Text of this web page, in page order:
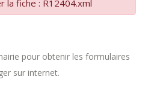
la fiche : R12404.xml
pour obtenir les formulaires
sur internet.